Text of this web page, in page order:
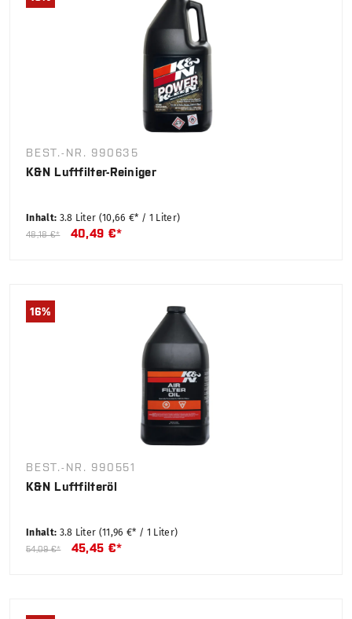
BEST.-NR. 990635
K&N Luftfilter-Reiniger
Inhalt: 3.8 Liter (10,66 €* / 1 Liter)
48,18 €* 40,49 €*
16%
BEST.-NR. 990551
K&N Luftfilteröl
Inhalt: 3.8 Liter (11,96 €* / 1 Liter)
54,09 €* 45,45 €*